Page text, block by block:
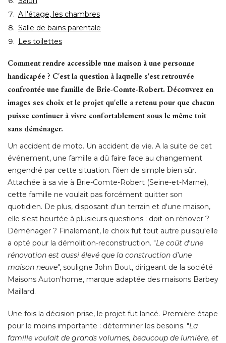
A l'étage, les chambres
Salle de bains parentale
Les toilettes
Comment rendre accessible une maison à une personne
handicapée ? C'est la question à laquelle s'est retrouvée
confrontée une famille de Brie-Comte-Robert. Découvrez en
images ses choix et le projet qu'elle a retenu pour que chacun
puisse continuer à vivre confortablement sous le même toit
sans déménager.
Un accident de moto. Un accident de vie. A la suite de cet
événement, une famille a dû faire face au changement
engendré par cette situation. Rien de simple bien sûr.
Attachée à sa vie à Brie-Comte-Robert (Seine-et-Marne),
cette famille ne voulait pas forcément quitter son
quotidien. De plus, disposant d'un terrain et d'une maison,
elle s'est heurtée à plusieurs questions : doit-on rénover ?
Déménager ? Finalement, le choix fut tout autre puisqu'elle
a opté pour la démolition-reconstruction. "Le coût d'une
rénovation est aussi élevé que la construction d'une
maison neuve", souligne John Bout, dirigeant de la société
Maisons Auton'home, marque adaptée des maisons Barbey
Maillard.
Une fois la décision prise, le projet fut lancé. Première étape
pour le moins importante : déterminer les besoins. "La
famille voulait de grands volumes, beaucoup de lumière, et